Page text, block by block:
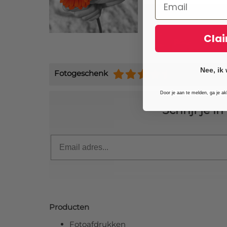
Fotogeschenk (+9484)
Schrijf je
Producten
Fotoafdrukken
Nee, ik
Door je aan te melden, ga je